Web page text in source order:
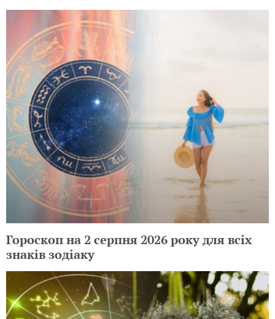
Гороскоп на 2 серпня 2026 року для всіх
знаків зодіаку